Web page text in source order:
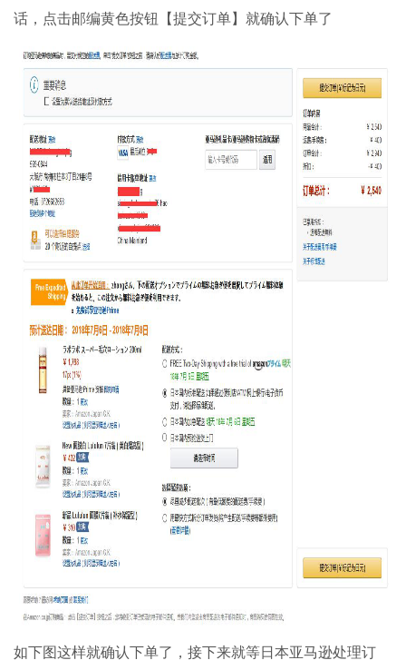
话，点击邮编黄色按钮【提交订单】就确认下单了
如下图这样就确认下单了，接下来就等日本亚马逊处理订